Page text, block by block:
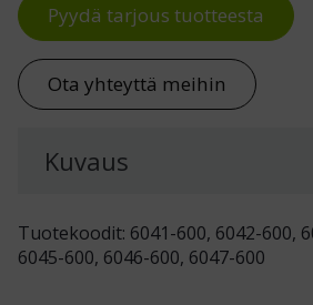
Pyydä tarjous tuotteesta
Ota yhteyttä meihin
Kuvaus
Tuotekoodit: 6041-600, 6042-600,
6045-600, 6046-600, 6047-600